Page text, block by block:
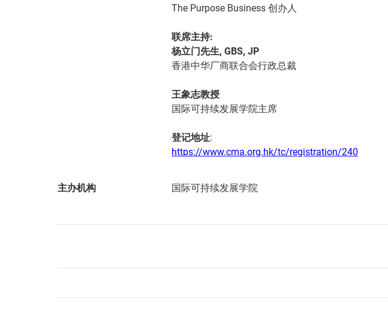
The Purpose Business 创办人
联席主持:
杨立门先生, GBS, JP
香港中华厂商联合会行政总裁
王象志教授
国际可持续发展学院主席
登记地址:
https://www.cma.org.hk/tc/registration/240
主办机构 国际可持续发展学院